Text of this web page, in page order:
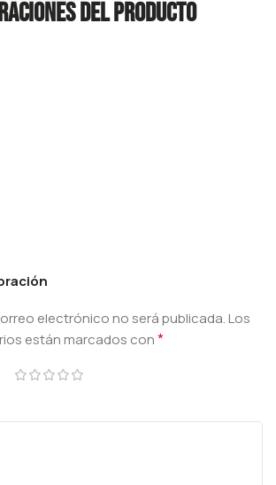
del producto
electrónico no será publicada.Los
están marcados con*